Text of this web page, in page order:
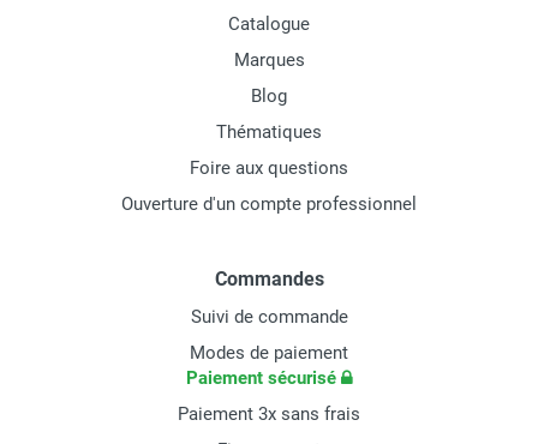
Catalogue
Marques
Blog
Thématiques
Foire aux questions
Ouverture d'un compte professionnel
Commandes
Suivi de commande
Modes de paiement
Paiement sécurisé
Paiement 3x sans frais